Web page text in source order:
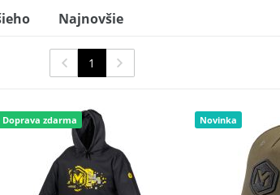
Najnovšie
1
Doprava zdarma Novinka